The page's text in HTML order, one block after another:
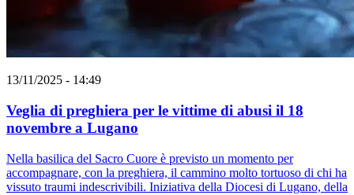
13/11/2025 - 14:49
Veglia di preghiera per le vittime di abusi il 18
novembre a Lugano
Nella basilica del Sacro Cuore è previsto un momento per
accompagnare, con la preghiera, il cammino molto tortuoso di chi ha
vissuto traumi indescrivibili. Iniziativa della Diocesi di Lugano, della